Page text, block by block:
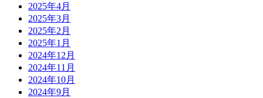
2025年4月
2025年3月
2025年2月
2025年1月
2024年12月
2024年11月
2024年10月
2024年9月